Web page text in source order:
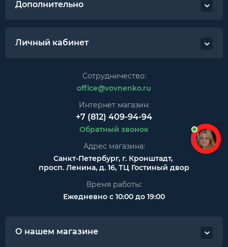
Дополнительно
Личный кабинет
Сотрудничество:
office@vovnenko.ru
Интернет магазин:
+7 (812) 409-94-94
Обратный звонок
Адрес магазина:
Санкт-Петербург, г. Кронштадт,
просп. Ленина, д. 16, ТЦ Гостиный двор
Время работы:
Ежедневно с 10:00 до 19:00
О нашем магазине